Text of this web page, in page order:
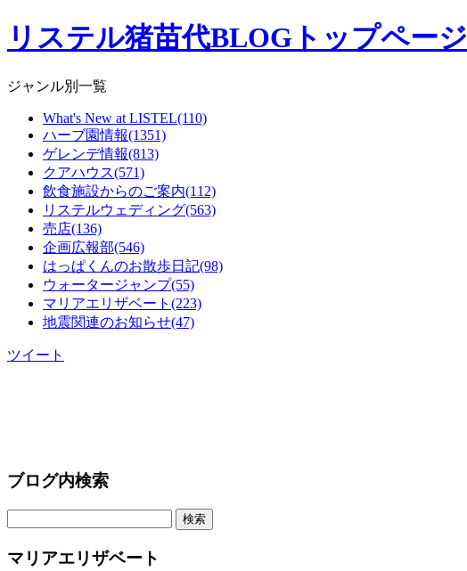
リステル猪苗代BLOGトップページ
ジャンル別一覧
What's New at LISTEL(110)
ハーブ園情報(1351)
ゲレンデ情報(813)
クアハウス(571)
飲食施設からのご案内(112)
リステルウェディング(563)
売店(136)
企画広報部(546)
はっぱくんのお散歩日記(98)
ウォータージャンプ(55)
マリアエリザベート(223)
地震関連のお知らせ(47)
ツイート
ブログ内検索
マリアエリザベート